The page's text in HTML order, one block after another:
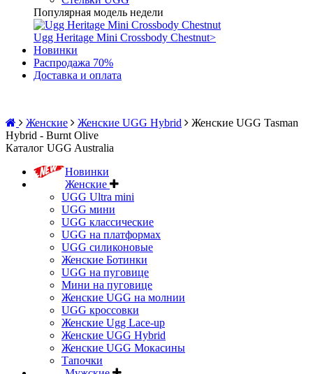
Популярная модель недели
Ugg Heritage Mini Crossbody Chestnut>
Новинки
Распродажа 70%
Доставка и оплата
Женские Женские UGG Hybrid
Женские UGG Tasman
Hybrid - Burnt Olive
Каталог UGG Australia
Новинки
Женские
UGG Ultra mini
UGG мини
UGG классические
UGG на платформах
UGG силиконовые
Женские Ботинки
UGG на пуговице
Мини на пуговице
Женские UGG на молнии
UGG кроссовки
Женские Ugg Lace-up
Женские UGG Hybrid
Женские UGG Мокасины
Тапочки